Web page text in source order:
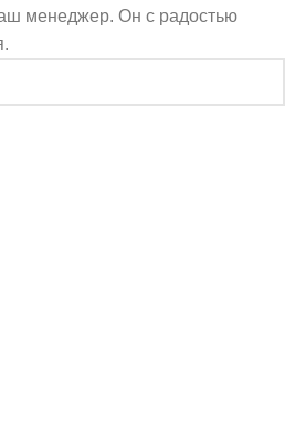
менеджер. Он с радостью